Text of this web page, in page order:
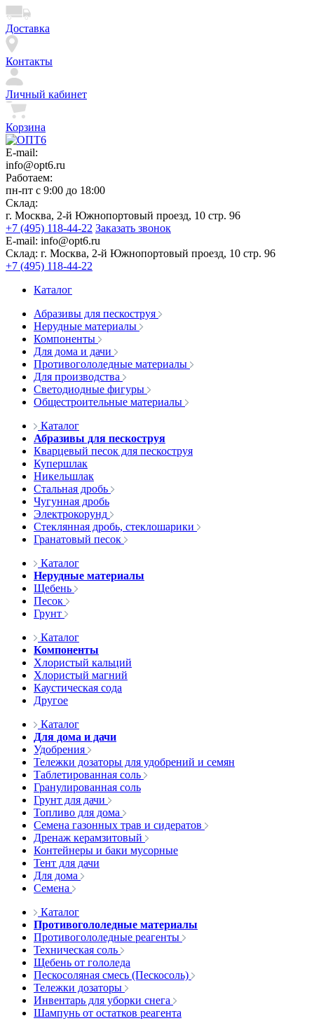
Доставка
Контакты
Личный кабинет
Корзина
E-mail:
info@opt6.ru
Работаем:
пн-пт с 9:00 до 18:00
Склад:
г. Москва, 2-й Южнопортовый проезд, 10 стр. 96
+7 (495) 118-44-22 Заказать звонок
E-mail: info@opt6.ru
Склад: г. Москва, 2-й Южнопортовый проезд, 10 стр. 96
+7 (495) 118-44-22
Каталог
Абразивы для пескоструя
Нерудные материалы
Компоненты
Для дома и дачи
Противогололедные материалы
Для производства
Светодиодные фигуры
Общестроительные материалы
Каталог
Абразивы для пескоструя
Кварцевый песок для пескоструя
Купершлак
Никельшлак
Стальная дробь
Чугунная дробь
Электрокорунд
Стеклянная дробь, стеклошарики
Гранатовый песок
Каталог
Нерудные материалы
Щебень
Песок
Грунт
Каталог
Компоненты
Хлористый кальций
Хлористый магний
Каустическая сода
Другое
Каталог
Для дома и дачи
Удобрения
Тележки дозаторы для удобрений и семян
Таблетированная соль
Гранулированная соль
Грунт для дачи
Топливо для дома
Семена газонных трав и сидератов
Дренаж керамзитовый
Контейнеры и баки мусорные
Тент для дачи
Для дома
Семена
Каталог
Противогололедные материалы
Противогололедные реагенты
Техническая соль
Щебень от гололеда
Пескосоляная смесь (Пескосоль)
Тележки дозаторы
Инвентарь для уборки снега
Шампунь от остатков реагента